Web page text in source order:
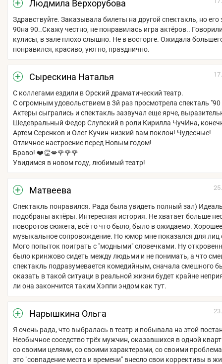
Людмила Верхорубова
Здравствуйте. Заказывала билеты на другой спектакль, но его
90на 90..Скажу честно, не понравилась игра актёров..
кулисы, в зале плохо слышно. Не в восторге. Ожидала
понравился, красиво, уютно, празднично.
Сырескина Наталья
С коллегами ездили в Орский драматический театр.
С огромным удовольствием в 3й раз просмотрела спекталь "90
Актеры сыгрались и спектакль зазвучал еще ярче,
Шедевральный Федор Слупский в роли Кирилла ЧучИна,
Артем Серенков и Олег Кучин-низкий вам поклон! Чудесные!
Отличное настроение перед Новым годом!
Браво! ❤️👏💋🌹🌹🌹
Увидимся в новом году, любимый театр!
Матвеева
Спектакль понравился. Рада была увидеть полный зал)
подобраны актёры. Интересная история. Не хватает больше
поворотов сюжета, всё то что было, было в ожидаемо. Хорошее
музыкальное сопровождение. Но юмор мне показался для лиц
Мого попыток поиграть с "модными" словечками. Ну
было кринжово сидеть между людьми и не понимать, а что
спектакль подразумевается комедийным, сначала смешного
оказать в такой ситуаци в реальной жизни будет крайне
ли она закончится таким Хэппи эндом как тут.
Нарышкина Ольга
Я очень рада, что выбралась в театр и побывала на этой
Необычное соседство трёх мужчин, оказавшихся в одной
со своими целями, со своими характерами, со своими
это "совпадение места и времени" внесло свои коррективы в